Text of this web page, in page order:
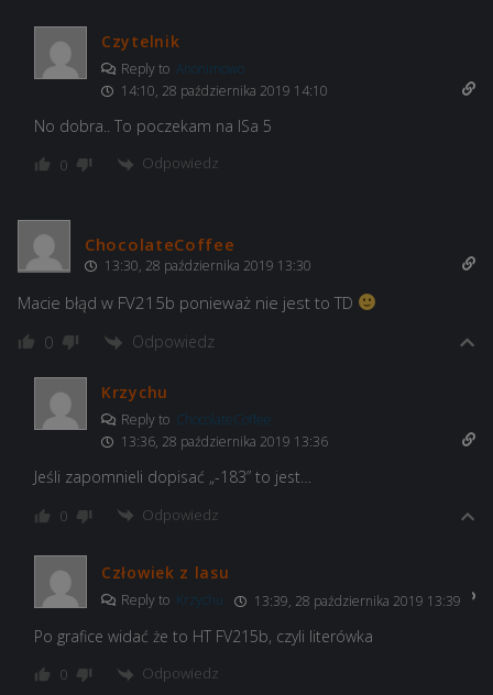
Czytelnik
Reply to Anonimowo
14:10, 28 października 2019 14:10
No dobra.. To poczekam na ISa 5
0 Odpowiedz
ChocolateCoffee
13:30, 28 października 2019 13:30
Macie błąd w FV215b ponieważ nie jest to TD
0 Odpowiedz
Krzychu
Reply to ChocolateCoffee
13:36, 28 października 2019 13:36
Jeśli zapomnieli dopisać „-183” to jest…
0 Odpowiedz
Człowiek z lasu
Reply to Krzychu 13:39, 28 października 2019 13:39
Po grafice widać że to HT FV215b, czyli literówka
0 Odpowiedz